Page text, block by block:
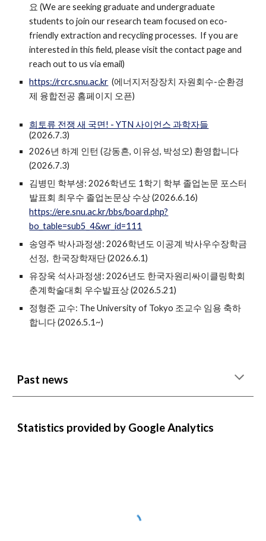
요 (We are seeking graduate and undergraduate
students to join our research team focused on eco-
friendly extraction and recycling processes. If you are
interested in this field, please visit the contact page and
reach out to us via email)
https://rcrc.snu.ac.kr (에너지저장장치 자원회수-순환경
제 융합전공 홈페이지 오픈)
희토류 전쟁 새 국면! - YTN 사이언스 과학자들
(2026.7.3)
2026년 하계 인턴 (강동흔, 이유성, 박성오) 환영합니다
(2026.7.3)
김병민 학부생: 2026학년도 1학기 학부 졸업논문 포스터
발표회 최우수 졸업논문상 수상 (2026.6.16)
https://ere.snu.ac.kr/bbs/board.php?
bo_table=sub5_4&wr_id=111
송영주 박사과정생:2026학년도 이공계 박사우수장학금
선정, 한국장학재단 (2026.6.1)
유장욱 석사과정생:2026년도 한국자원리싸이클링학회
춘계학술대회 우수발표상 (2026.5.21)
정형준 교수: The University of Tokyo 조교수 임용 축하
합니다 (2026.5.1~)
Past news
Statistics provided by Google Analytics